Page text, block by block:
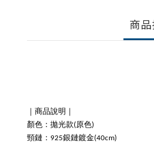
商
｜商品說明｜
顏色：拋光款(原色)
頸鏈：925銀鏈鍍金(40cm)